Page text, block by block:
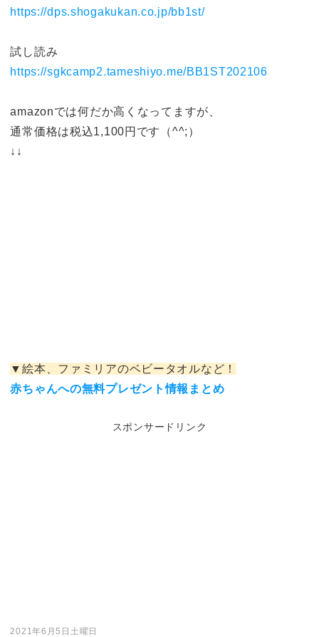
https://dps.shogakukan.co.jp/bb1st/
試し読み
https://sgkcamp2.tameshiyo.me/BB1ST202106
amazonでは何だか高くなってますが、
通常価格は税込1,100円です（^^;）
↓↓
▼絵本、ファミリアのベビータオルなど！
赤ちゃんへの無料プレゼント情報まとめ
スポンサードリンク
2021年6月5日土曜日